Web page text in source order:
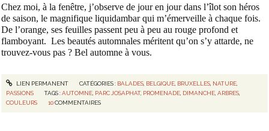
Chez moi, à la fenêtre, j’observe de jour en jour dans l’îlot son héros
de saison, le magnifique liquidambar qui m’émerveille à chaque fois.
De l’orange, ses feuilles passent peu à peu au rouge profond et
flamboyant. Les beautés automnales méritent qu’on s’y attarde, ne
trouvez-vous pas ? Bel automne à vous.
LIEN PERMANENT CATÉGORIES : BALADES, BELGIQUE, BRUXELLES, NATURE,
PASSIONS
TAGS :AUTOMNE PARC JOSAPHAT, PROMENADE DIMANCHE ,ARBRES
COULEURS
10 COMMENTAIRES